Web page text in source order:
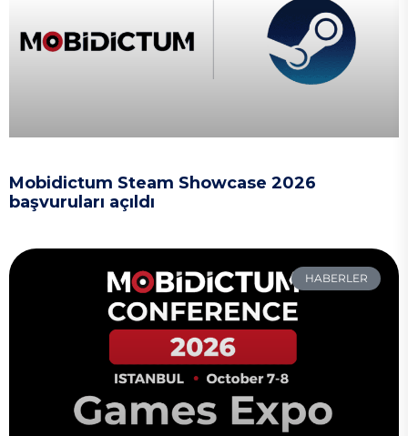
Mobidictum Steam Showcase 2026
başvuruları açıldı
HABERLER